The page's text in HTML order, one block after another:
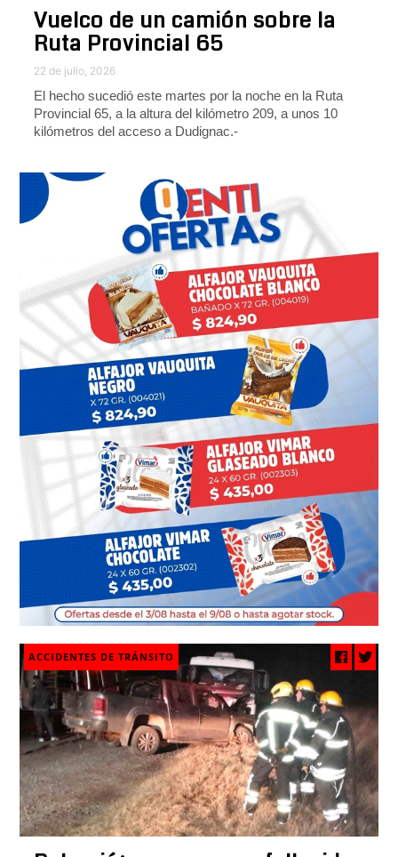
Vuelco de un camión sobre la
Ruta Provincial 65
22 de julio, 2026
El hecho sucedió este martes por la noche en la Ruta
Provincial 65, a la altura del kilómetro 209, a unos 10
kilómetros del acceso a Dudignac.-
ACCIDENTES DE TRÁNSITO